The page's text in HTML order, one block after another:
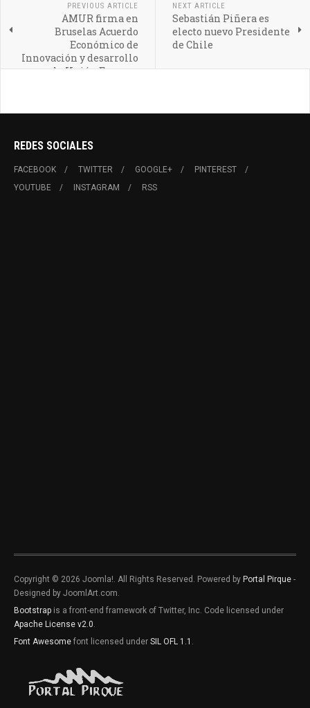
PREVIOUS ARTICLE
AMUR firma en
Bruselas Acuerdo
Económico de
Innovación y desarrollo
con la Unión Europea
NEXT ARTICLE
Sebastián Piñera es
electo nuevo Presidente
de Chile
REDES SOCIALES
FACEBOOK TWITTER GOOGLE+
PINTEREST
YOUTUBE
INSTAGRAM RSS
Copyright © 2026 Joomla!. All Rights Reserved. Powered by Portal Pirque -
Designed by JoomlArt.com.
Bootstrap is a front-end framework of Twitter, Inc. Code licensed under
Apache License v2.0.
Font Awesome font licensed under SIL OFL 1.1 .